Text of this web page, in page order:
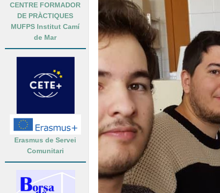
CENTRE FORMADOR
DE PRÀCTIQUES
MUFPS Institut Camí
de Mar
Erasmus de Servei
Comunitari